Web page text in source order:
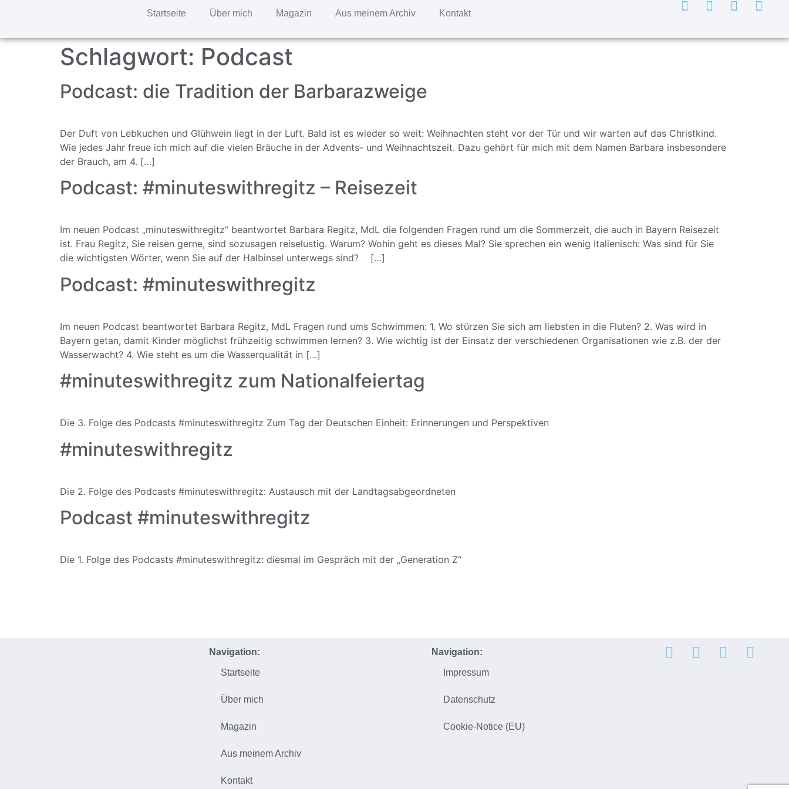
Startseite Über mich Magazin Aus meinem Archiv Kontakt
Schlagwort: Podcast
Podcast: die Tradition der Barbarazweige
Der Duft von Lebkuchen und Glühwein liegt in der Luft. Bald ist es wieder so weit: Weihnachten steht vor der Tür und wir warten auf das Christkind.
Wie jedes Jahr freue ich mich auf die vielen Bräuche in der Advents- und Weihnachtszeit. Dazu gehört für mich mit dem Namen Barbara insbesondere
der Brauch, am 4. […]
Podcast: #minuteswithregitz – Reisezeit
Im neuen Podcast „minuteswithregitz“ beantwortet Barbara Regitz, MdL die folgenden Fragen rund um die Sommerzeit, die auch in Bayern Reisezeit
ist. Frau Regitz, Sie reisen gerne, sind sozusagen reiselustig. Warum? Wohin geht es dieses Mal? Sie sprechen ein wenig Italienisch: Was sind für Sie
die wichtigsten Wörter, wenn Sie auf der Halbinsel unterwegs sind? […]
Podcast: #minuteswithregitz
Im neuen Podcast beantwortet Barbara Regitz, MdL Fragen rund ums Schwimmen: 1. Wo stürzen Sie sich am liebsten in die Fluten? 2. Was wird in
Bayern getan, damit Kinder möglichst frühzeitig schwimmen lernen? 3. Wie wichtig ist der Einsatz der verschiedenen Organisationen wie z.B. der der
Wasserwacht? 4. Wie steht es um die Wasserqualität in […]
#minuteswithregitz zum Nationalfeiertag
Die 3. Folge des Podcasts #minuteswithregitz Zum Tag der Deutschen Einheit: Erinnerungen und Perspektiven
#minuteswithregitz
Die 2. Folge des Podcasts #minuteswithregitz: Austausch mit der Landtagsabgeordneten
Podcast #minuteswithregitz
Die 1. Folge des Podcasts #minuteswithregitz: diesmal im Gespräch mit der „Generation Z“
Navigation:
Startseite
Über mich
Magazin
Aus meinem Archiv
Kontakt
Navigation:
Impressum
Datenschutz
Cookie-Notice (EU)